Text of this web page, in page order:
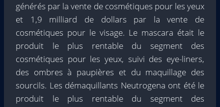
générés par la vente de cosmétiques pour les yeux
et 1,9 milliard de dollars par la vente de
cosmétiques pour le visage. Le mascara était le
produit le plus rentable du segment des
cosmétiques pour les yeux, suivi des eye-liners,
des ombres à paupières et du maquillage des
sourcils. Les démaquillants Neutrogena ont été le
produit le plus rentable du segment des